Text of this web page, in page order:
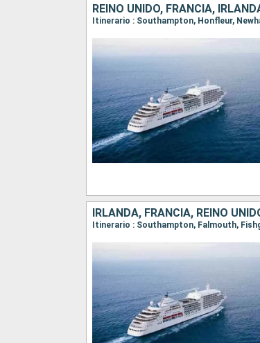
REINO UNIDO, FRANCIA,
IRLANDA, FRANCIA, REINO
Itinerario : Southampton, Falmouth,